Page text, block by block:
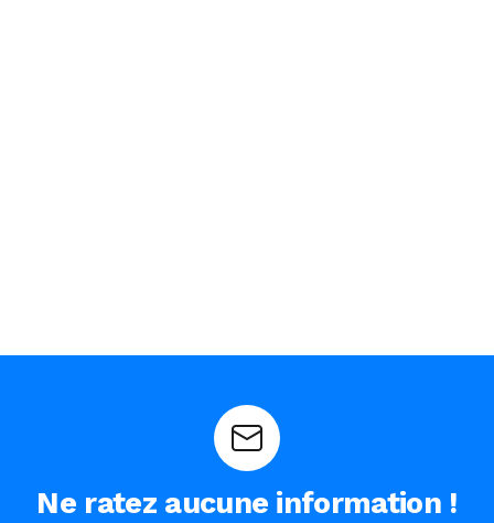
Ne ratez aucune information !